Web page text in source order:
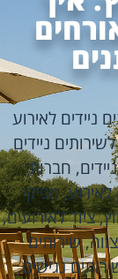
ניידים לאירוע
ניידים
, חברות
,מפיקי
,ציוד לאירועים,
,שירותים
נגישים,